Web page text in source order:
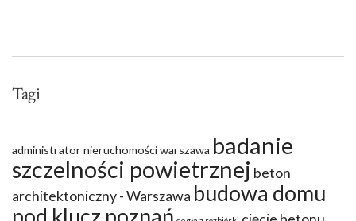
Tagi
administrator nieruchomości warszawa badanie
szczelności powietrznej beton
architektoniczny - Warszawa budowa domu